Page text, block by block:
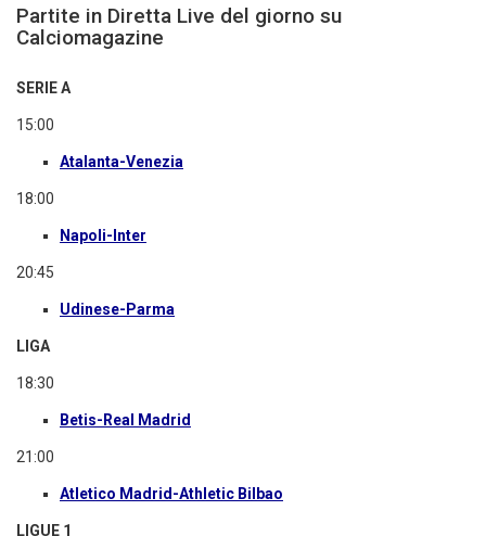
Partite in Diretta Live del giorno su
Calciomagazine
SERIE A
15:00
Atalanta-Venezia
18:00
Napoli-Inter
20:45
Udinese-Parma
LIGA
18:30
Betis-Real Madrid
21:00
Atletico Madrid-Athletic Bilbao
LIGUE 1